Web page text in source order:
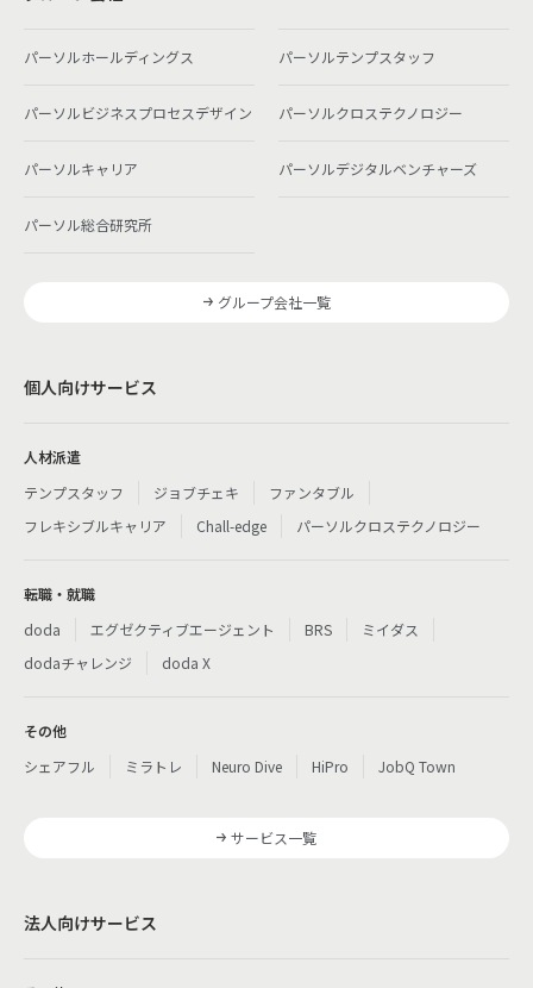
パーソルホールディングス パーソルテンプスタッフ
パーソルビジネスプロセスデザイン パーソルクロステクノロジー
パーソルキャリア パーソルデジタルベンチャーズ
パーソル総合研究所
グループ会社一覧
個人向けサービス
人材派遣
テンプスタッフ
ジョブチェキ
ファンタブル
フレキシブルキャリア
Chall-edge パーソルクロステクノロジー
転職・就職
doda
エグゼクティブエージェント BRS
ミイダス
dodaチャレンジ
doda X
その他
シェアフル
ミラトレ Neuro Dive HiPro JobQ Town
サービス一覧
法人向けサービス